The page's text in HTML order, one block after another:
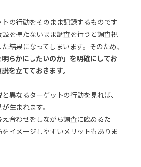
の行動をそのまま記録するものです
を持たないまま調査を行うと調査視
結果になってしまいます。そのため、
らかにしたいのか」を明確にしてお
を立てておきます。
異なるターゲットの行動を見れば、
生まれます。
合わせをしながら調査に臨めるた
イメージしやすいメリットもありま